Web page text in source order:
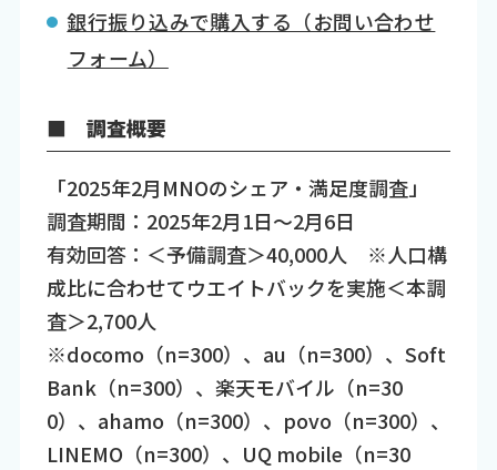
銀行振り込みで購入する（お問い合わせ
フォーム）
■ 調査概要
「2025年2月MNOのシェア・満足度調査」
調査期間：2025年2月1日～2月6日
有効回答：＜予備調査＞40,000人 ※人口構
成比に合わせてウエイトバックを実施＜本調
査＞2,700人
※docomo（n=300）、au（n=300）、Soft
Bank（n=300）、楽天モバイル（n=30
0）、ahamo（n=300）、povo（n=300）、
LINEMO（n=300）、UQ mobile（n=30